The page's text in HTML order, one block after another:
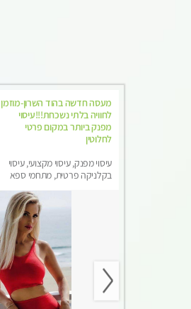
מעסה חדשה בהוד השרון-מוזמן
לחוויה בלתי נשכחת!!!עיסוי
מפנק ביותר במקום פרטי
לחלוטין
עיסוי מפנק, עיסוי מקצועי, עיסוי
בקלניקה פרטית, מתחמי ספא